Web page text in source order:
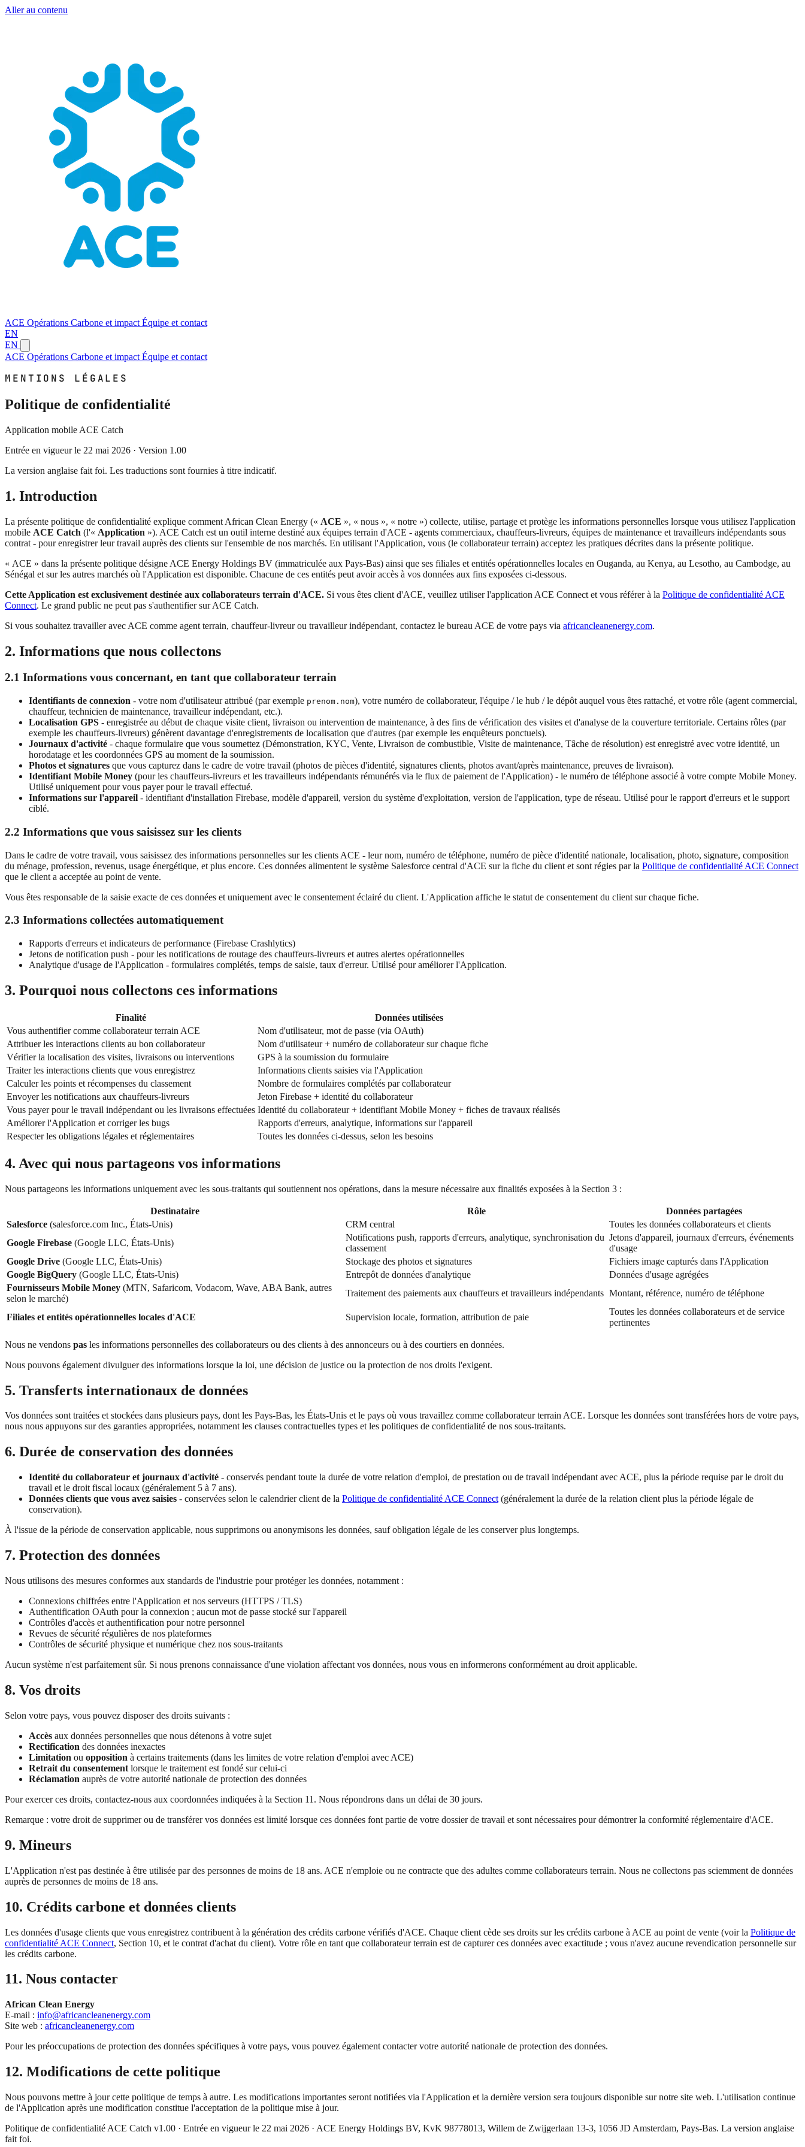
Aller au contenu
ACE Opérations Carbone et impact Équipe et contact
EN
EN
ACE Opérations Carbone et impact Équipe et contact
MENTIONS LÉGALES
Politique de confidentialité
Application mobile ACE Catch
Entrée en vigueur le 22 mai 2026 · Version 1.00
La version anglaise fait foi. Les traductions sont fournies à titre indicatif.
1. Introduction
La présente politique de confidentialité explique comment African Clean Energy (« ACE », « nous », « notre ») collecte, utilise, partage et protège les informations personnelles lorsque vous utilisez l'application
mobile ACE Catch (l'« Application »). ACE Catch est un outil interne destiné aux équipes terrain d'ACE - agents commerciaux, chauffeurs-livreurs, équipes de maintenance et travailleurs indépendants sous
contrat - pour enregistrer leur travail auprès des clients sur l'ensemble de nos marchés. En utilisant l'Application, vous (le collaborateur terrain) acceptez les pratiques décrites dans la présente politique.
« ACE » dans la présente politique désigne ACE Energy Holdings BV (immatriculée aux Pays-Bas) ainsi que ses filiales et entités opérationnelles locales en Ouganda, au Kenya, au Lesotho, au Cambodge, au
Sénégal et sur les autres marchés où l'Application est disponible. Chacune de ces entités peut avoir accès à vos données aux fins exposées ci-dessous.
Cette Application est exclusivement destinée aux collaborateurs terrain d'ACE. Si vous êtes client d'ACE, veuillez utiliser l'application ACE Connect et vous référer à la Politique de confidentialité ACE
Connect. Le grand public ne peut pas s'authentifier sur ACE Catch.
Si vous souhaitez travailler avec ACE comme agent terrain, chauffeur-livreur ou travailleur indépendant, contactez le bureau ACE de votre pays via africancleanenergy.com.
2. Informations que nous collectons
2.1 Informations vous concernant, en tant que collaborateur terrain
Identifiants de connexion - votre nom d'utilisateur attribué (par exemple prenom.nom), votre numéro de collaborateur, l'équipe / le hub / le dépôt auquel vous êtes rattaché, et votre rôle (agent commercial,
chauffeur, technicien de maintenance, travailleur indépendant, etc.).
Localisation GPS - enregistrée au début de chaque visite client, livraison ou intervention de maintenance, à des fins de vérification des visites et d'analyse de la couverture territoriale. Certains rôles (par
exemple les chauffeurs-livreurs) génèrent davantage d'enregistrements de localisation que d'autres (par exemple les enquêteurs ponctuels).
Journaux d'activité - chaque formulaire que vous soumettez (Démonstration, KYC, Vente, Livraison de combustible, Visite de maintenance, Tâche de résolution) est enregistré avec votre identité, un
horodatage et les coordonnées GPS au moment de la soumission.
Photos et signatures que vous capturez dans le cadre de votre travail (photos de pièces d'identité, signatures clients, photos avant/après maintenance, preuves de livraison).
Identifiant Mobile Money (pour les chauffeurs-livreurs et les travailleurs indépendants rémunérés via le flux de paiement de l'Application) - le numéro de téléphone associé à votre compte Mobile Money.
Utilisé uniquement pour vous payer pour le travail effectué.
Informations sur l'appareil - identifiant d'installation Firebase, modèle d'appareil, version du système d'exploitation, version de l'application, type de réseau. Utilisé pour le rapport d'erreurs et le support
ciblé.
2.2 Informations que vous saisissez sur les clients
Dans le cadre de votre travail, vous saisissez des informations personnelles sur les clients ACE - leur nom, numéro de téléphone, numéro de pièce d'identité nationale, localisation, photo, signature, composition
du ménage, profession, revenus, usage énergétique, et plus encore. Ces données alimentent le système Salesforce central d'ACE sur la fiche du client et sont régies par la Politique de confidentialité ACE Connect
que le client a acceptée au point de vente.
Vous êtes responsable de la saisie exacte de ces données et uniquement avec le consentement éclairé du client. L'Application affiche le statut de consentement du client sur chaque fiche.
2.3 Informations collectées automatiquement
Rapports d'erreurs et indicateurs de performance (Firebase Crashlytics)
Jetons de notification push - pour les notifications de routage des chauffeurs-livreurs et autres alertes opérationnelles
Analytique d'usage de l'Application - formulaires complétés, temps de saisie, taux d'erreur. Utilisé pour améliorer l'Application.
3. Pourquoi nous collectons ces informations
Finalité
Données utilisées
Vous authentifier comme collaborateur terrain ACE
Nom d'utilisateur, mot de passe (via OAuth)
Attribuer les interactions clients au bon collaborateur
Nom d'utilisateur + numéro de collaborateur sur chaque fiche
Vérifier la localisation des visites, livraisons ou interventions
GPS à la soumission du formulaire
Traiter les interactions clients que vous enregistrez
Informations clients saisies via l'Application
Calculer les points et récompenses du classement
Nombre de formulaires complétés par collaborateur
Envoyer les notifications aux chauffeurs-livreurs
Jeton Firebase + identité du collaborateur
Vous payer pour le travail indépendant ou les livraisons effectuées Identité du collaborateur + identifiant Mobile Money + fiches de travaux réalisés
Améliorer l'Application et corriger les bugs
Rapports d'erreurs, analytique, informations sur l'appareil
Respecter les obligations légales et réglementaires
Toutes les données ci-dessus, selon les besoins
4. Avec qui nous partageons vos informations
Nous partageons les informations uniquement avec les sous-traitants qui soutiennent nos opérations, dans la mesure nécessaire aux finalités exposées à la Section 3 :
Destinataire Rôle
Données partagées
Salesforce (salesforce.com Inc., États-Unis) CRM central
Toutes les données collaborateurs et clients
Google Firebase (Google LLC, États-Unis)
Notifications push, rapports d'erreurs, analytique, synchronisation du
classement
Jetons d'appareil, journaux d'erreurs, événements
d'usage
Google Drive (Google LLC, États-Unis) Stockage des photos et signatures
Fichiers image capturés dans l'Application
Google BigQuery (Google LLC, États-Unis) Entrepôt de données d'analytique
Données d'usage agrégées
Fournisseurs Mobile Money (MTN, Safaricom, Vodacom, Wave, ABA Bank, autres
selon le marché)
Traitement des paiements aux chauffeurs et travailleurs indépendants Montant, référence, numéro de téléphone
Filiales et entités opérationnelles locales d'ACE Supervision locale, formation, attribution de paie
Toutes les données collaborateurs et de service
pertinentes
Nous ne vendons pas les informations personnelles des collaborateurs ou des clients à des annonceurs ou à des courtiers en données.
Nous pouvons également divulguer des informations lorsque la loi, une décision de justice ou la protection de nos droits l'exigent.
5. Transferts internationaux de données
Vos données sont traitées et stockées dans plusieurs pays, dont les Pays-Bas, les États-Unis et le pays où vous travaillez comme collaborateur terrain ACE. Lorsque les données sont transférées hors de votre pays,
nous nous appuyons sur des garanties appropriées, notamment les clauses contractuelles types et les politiques de confidentialité de nos sous-traitants.
6. Durée de conservation des données
Identité du collaborateur et journaux d'activité - conservés pendant toute la durée de votre relation d'emploi, de prestation ou de travail indépendant avec ACE, plus la période requise par le droit du
travail et le droit fiscal locaux (généralement 5 à 7 ans).
Données clients que vous avez saisies - conservées selon le calendrier client de la Politique de confidentialité ACE Connect (généralement la durée de la relation client plus la période légale de
conservation).
À l'issue de la période de conservation applicable, nous supprimons ou anonymisons les données, sauf obligation légale de les conserver plus longtemps.
7. Protection des données
Nous utilisons des mesures conformes aux standards de l'industrie pour protéger les données, notamment :
Connexions chiffrées entre l'Application et nos serveurs (HTTPS / TLS)
Authentification OAuth pour la connexion ; aucun mot de passe stocké sur l'appareil
Contrôles d'accès et authentification pour notre personnel
Revues de sécurité régulières de nos plateformes
Contrôles de sécurité physique et numérique chez nos sous-traitants
Aucun système n'est parfaitement sûr. Si nous prenons connaissance d'une violation affectant vos données, nous vous en informerons conformément au droit applicable.
8. Vos droits
Selon votre pays, vous pouvez disposer des droits suivants :
Accès aux données personnelles que nous détenons à votre sujet
Rectification des données inexactes
Limitation ou opposition à certains traitements (dans les limites de votre relation d'emploi avec ACE)
Retrait du consentement lorsque le traitement est fondé sur celui-ci
Réclamation auprès de votre autorité nationale de protection des données
Pour exercer ces droits, contactez-nous aux coordonnées indiquées à la Section 11. Nous répondrons dans un délai de 30 jours.
Remarque : votre droit de supprimer ou de transférer vos données est limité lorsque ces données font partie de votre dossier de travail et sont nécessaires pour démontrer la conformité réglementaire d'ACE.
9. Mineurs
L'Application n'est pas destinée à être utilisée par des personnes de moins de 18 ans. ACE n'emploie ou ne contracte que des adultes comme collaborateurs terrain. Nous ne collectons pas sciemment de données
auprès de personnes de moins de 18 ans.
10. Crédits carbone et données clients
Les données d'usage clients que vous enregistrez contribuent à la génération des crédits carbone vérifiés d'ACE. Chaque client cède ses droits sur les crédits carbone à ACE au point de vente (voir la Politique de
confidentialité ACE Connect, Section 10, et le contrat d'achat du client). Votre rôle en tant que collaborateur terrain est de capturer ces données avec exactitude ; vous n'avez aucune revendication personnelle sur
les crédits carbone.
11. Nous contacter
African Clean Energy
E-mail : info@africancleanenergy.com
Site web : africancleanenergy.com
Pour les préoccupations de protection des données spécifiques à votre pays, vous pouvez également contacter votre autorité nationale de protection des données.
12. Modifications de cette politique
Nous pouvons mettre à jour cette politique de temps à autre. Les modifications importantes seront notifiées via l'Application et la dernière version sera toujours disponible sur notre site web. L'utilisation continue
de l'Application après une modification constitue l'acceptation de la politique mise à jour.
Politique de confidentialité ACE Catch v1.00 · Entrée en vigueur le 22 mai 2026 · ACE Energy Holdings BV, KvK 98778013, Willem de Zwijgerlaan 13-3, 1056 JD Amsterdam, Pays-Bas. La version anglaise
fait foi.